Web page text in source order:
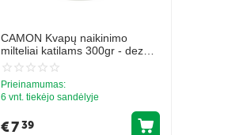
CAMON Kvapų naikinimo
milteliai katilams 300gr - dezod.
līdzeņi kačių dėžutėms
Prieinamumas:
6 vnt. tiekėjo sandėlyje
€739